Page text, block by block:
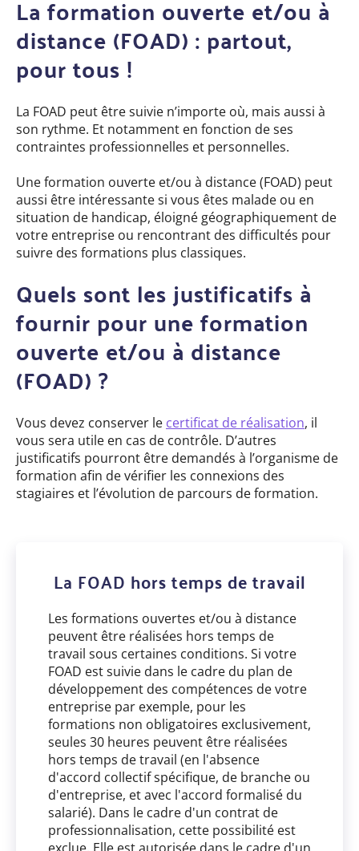
La formation ouverte et/ou à
distance (FOAD) : partout,
pour tous !
La FOAD peut être suivie n’importe où, mais aussi à
son rythme. Et notamment en fonction de ses
contraintes professionnelles et personnelles.
Une formation ouverte et/ou à distance (FOAD) peut
aussi être intéressante si vous êtes malade ou en
situation de handicap, éloigné géographiquement de
votre entreprise ou rencontrant des difficultés pour
suivre des formations plus classiques.
Quels sont les justificatifs à
fournir pour une formation
ouverte et/ou à distance
(FOAD) ?
Vous devez conserver le certificat de réalisation, il
vous sera utile en cas de contrôle. D’autres
justificatifs pourront être demandés à l’organisme de
formation afin de vérifier les connexions des
stagiaires et l’évolution de parcours de formation.
La FOAD hors temps de travail
Les formations ouvertes et/ou à distance
peuvent être réalisées hors temps de
travail sous certaines conditions. Si votre
FOAD est suivie dans le cadre du plan de
développement des compétences de votre
entreprise par exemple, pour les
formations non obligatoires exclusivement,
seules 30 heures peuvent être réalisées
hors temps de travail (en l'absence
d'accord collectif spécifique, de branche ou
d'entreprise, et avec l'accord formalisé du
salarié). Dans le cadre d'un contrat de
professionnalisation, cette possibilité est